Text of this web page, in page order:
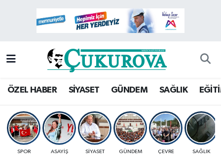
ÖZEL HABER SİYASET GÜNDEM SAĞLIK
SPOR ASAYİŞ SİYASET GÜNDEM ÇEVRE SAĞLIK
Mersin Hava Durumu
Mersin Namaz Vakitleri
Mersin Trafik Yoğunluk Haritası
Süper Lig Puan Durumu ve Fikstür